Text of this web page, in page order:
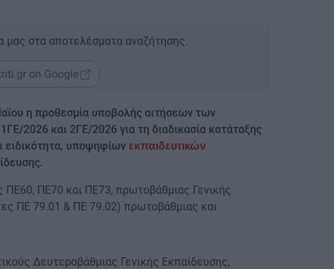
μας στα αποτελέσματα αναζήτησης.
on Google
η προθεσμία υποβολής αιτήσεων των
1ΓΕ/2026 και 2ΓΕ/2026 για τη διαδικασία κατάταξης
ειδικότητα, υποψηφίων εκπαιδευτικών
ΠΕ70 και ΠΕ73, πρωτοβάθμιας Γενικής
ΠΕ 79.01 & ΠΕ 79.02) πρωτοβάθμιας και
Δευτεροβάθμιας Γενικής Εκπαίδευσης,